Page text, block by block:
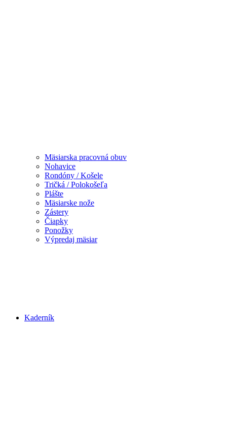
Mäsiarska pracovná obuv
Nohavice
Rondóny / Košele
Tričká / Polokošeľa
Plášte
Mäsiarske nože
Zástery
Čiapky
Ponožky
Výpredaj mäsiar
Kaderník